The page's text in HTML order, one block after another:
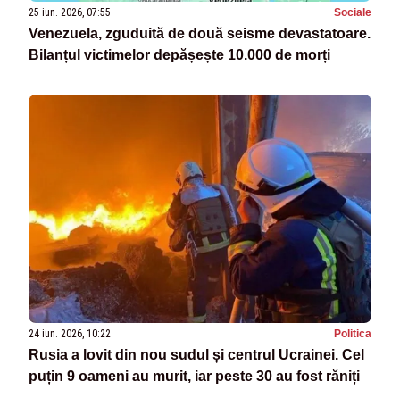
25 iun. 2026, 07:55 Sociale
Venezuela, zguduită de două seisme devastatoare.
Bilanțul victimelor depășește 10.000 de morți
24 iun. 2026, 10:22 Politica
Rusia a lovit din nou sudul și centrul Ucrainei. Cel
puțin 9 oameni au murit, iar peste 30 au fost răniți